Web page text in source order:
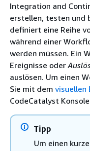
Integration and
erstellen, testen und
definiert eine Reihe
während einer
werden müssen. Ein
Ereignisse oder
auslösen. Um einen
Sie mit dem visuellen
CodeCatalyst
Tipp
Um einen